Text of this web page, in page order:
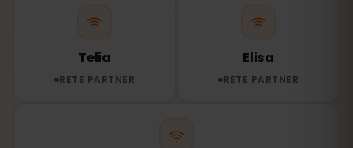
Telia
RETE PARTNER
Elisa
RETE PARTNER